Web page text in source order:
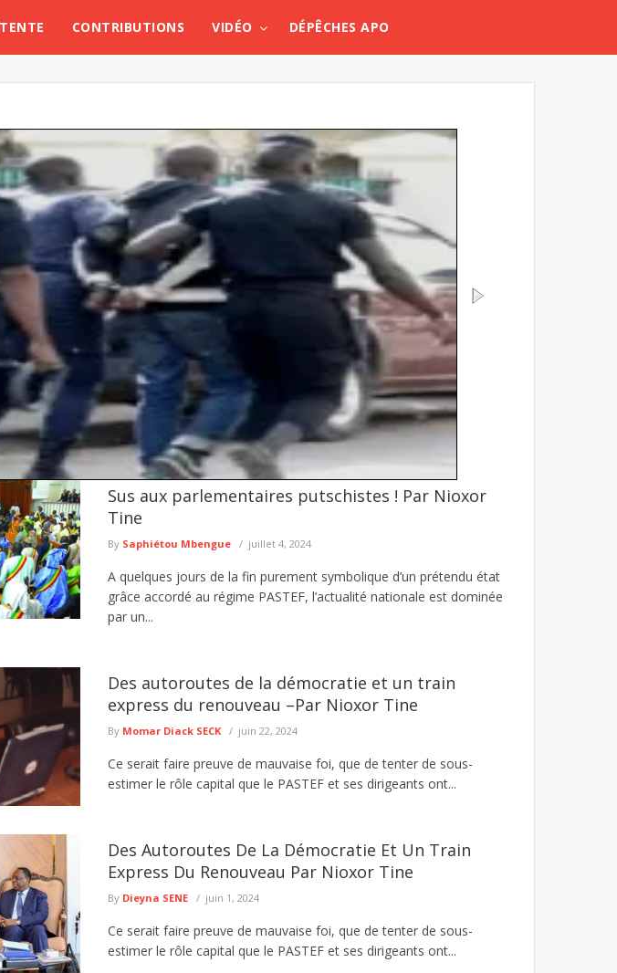
CONTRIBUTIONS VIDÉO DÉPÊCHES APO
déférés au parquet à Grand Dakar
Grand Dakar a déféré au parquet deux individus poursuivis dans une affaire de vol de
Sus aux parlementaires putschistes ! Par Nioxor
Tine
By Saphiétou Mbengue juillet 4, 2024
A quelques jours de la fin purement symbolique d’un prétendu état
grâce accordé au régime PASTEF, l’actualité nationale est dominée
par un...
Des autoroutes de la démocratie et un train
express du renouveau –Par Nioxor Tine
By Momar Diack SECK juin 22, 2024
Ce serait faire preuve de mauvaise foi, que de tenter de sous-
estimer le rôle capital que le PASTEF et ses dirigeants ont...
Des Autoroutes De La Démocratie Et Un Train
Express Du Renouveau Par Nioxor Tine
By Dieyna SENE juin 1, 2024
Ce serait faire preuve de mauvaise foi, que de tenter de sous-
estimer le rôle capital que le PASTEF et ses dirigeants ont...